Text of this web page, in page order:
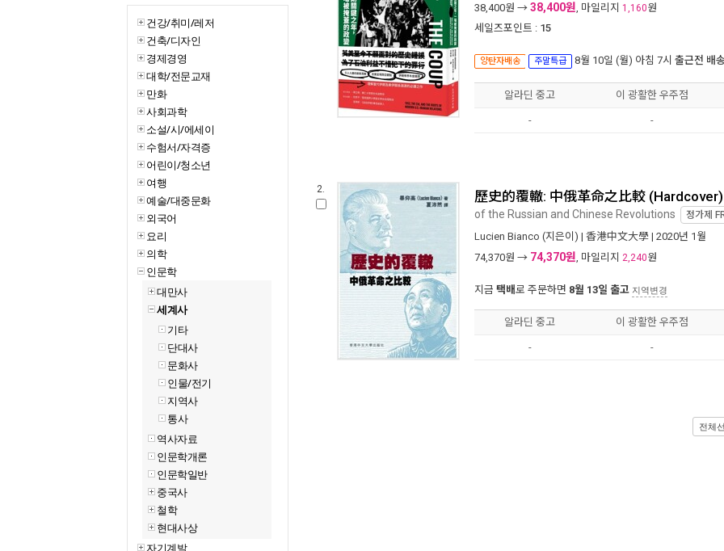
건강/취미/레저
건축/디자인
경제경영
대학/전문교재
만화
사회과학
소설/시/에세이
수험서/자격증
어린이/청소년
여행
예술/대중문화
외국어
요리
의학
인문학
대만사
세계사
기타
단대사
문화사
인물/전기
지역사
통사
역사자료
인문학개론
인문학일반
중국사
철학
현대사상
자기계발
38,400원 → 38,400원, 마일리지 1,160원
세일즈포인트 : 15
양탄자배송 주말특급 8월 10일 (월) 아침 7시 출근전 배송
알라딘 중고 이 광활한 우주점
- -
2. 歷史的覆轍: 中俄革命之比較 (Hardcover)
of the Russian and Chinese Revolutions 정가제
Lucien Bianco (지은이) | 香港中文大學 | 2020년 1월
74,370원 → 74,370원, 마일리지 2,240원
지금 택배로 주문하면 8월 13일 출고 지역변경
알라딘 중고 이 광활한 우주점
- -
전체